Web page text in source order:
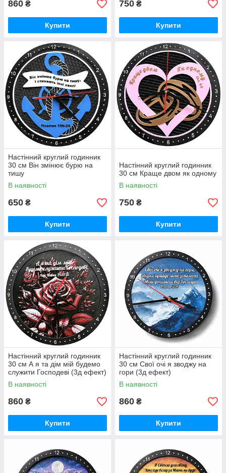
860 ₴
Купити
750 ₴
Купити
Настінний круглий годинник
30 см Він змінює бурю на
тишу
В наявності
650 ₴
Купити
Настінний круглий годинник
30 см Краще двом як одному
В наявності
750 ₴
Купити
Настінний круглий годинник
30 см А я та дім мій будемо
служити Господеві (3д ефект)
В наявності
860 ₴
Купити
Настінний круглий годинник
30 см Свої очі я зводжу на
гори (3д ефект)
В наявності
860 ₴
Купити